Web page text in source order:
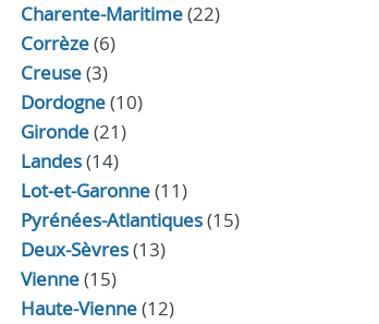
Charente-Maritime(22)
Corrèze(6)
Creuse(3)
Dordogne(10)
Gironde(21)
Landes(14)
Lot-et-Garonne(11)
Pyrénées-Atlantiques(15)
Deux-Sèvres(13)
Vienne(15)
Haute-Vienne(12)